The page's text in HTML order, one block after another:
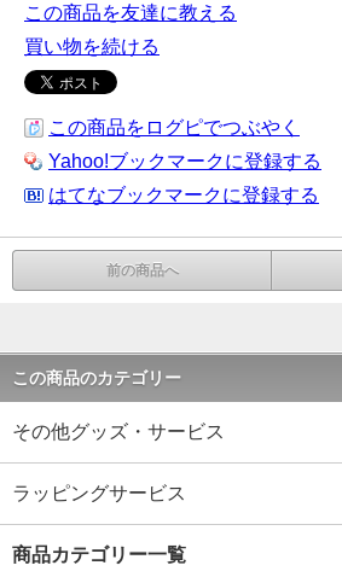
この商品を友達に教える
買い物を続ける
この商品をログピでつぶやく
Yahoo!ブックマークに登録する
はてなブックマークに登録する
前の商品へ
この商品のカテゴリー
その他グッズ・サービス
ラッピングサービス
商品カテゴリー一覧